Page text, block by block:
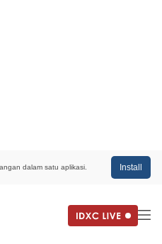
dalam satu aplikasi. Install